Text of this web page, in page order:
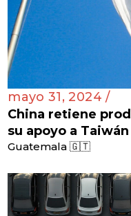
mayo 31, 2024 /
China retiene
su apoyo a Taiwán
Guatemala 🇬🇹